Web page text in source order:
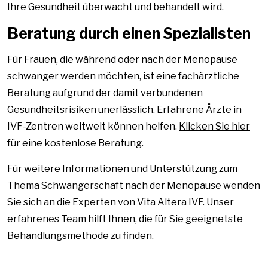
Ihre Gesundheit überwacht und behandelt wird.
Beratung durch einen Spezialisten
Für Frauen, die während oder nach der Menopause
schwanger werden möchten, ist eine fachärztliche
Beratung aufgrund der damit verbundenen
Gesundheitsrisiken unerlässlich. Erfahrene Ärzte in
IVF-Zentren weltweit können helfen. Klicken Sie hier
für eine kostenlose Beratung.
Für weitere Informationen und Unterstützung zum
Thema Schwangerschaft nach der Menopause wenden
Sie sich an die Experten von Vita Altera IVF. Unser
erfahrenes Team hilft Ihnen, die für Sie geeignetste
Behandlungsmethode zu finden.